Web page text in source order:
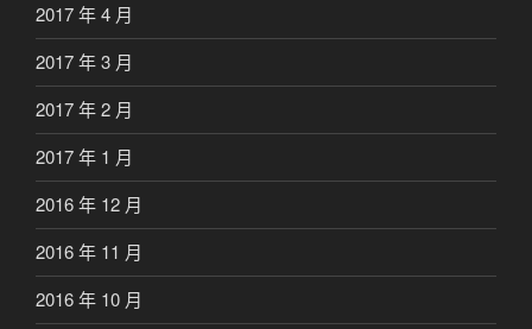
2017 年 4 月
2017 年 3 月
2017 年 2 月
2017 年 1 月
2016 年 12 月
2016 年 11 月
2016 年 10 月